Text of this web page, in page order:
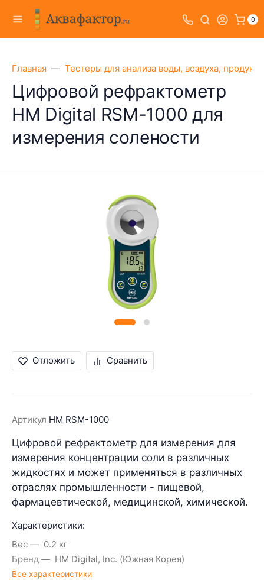
0
Главная Тестеры для анализа воды, воздуха,
Цифровой рефрактометр
HM Digital RSM-1000 для
измерения солености
Отложить Сравнить
Артикул HM RSM-1000
Цифровой рефрактометр для измерения для
измерения концентрации соли в различных
жидкостях и может применяться в различных
отраслях промышленности - пищевой,
фармацевтической, медицинской, химической.
Характеристики:
Вес
0.2 кг
Бренд
HM Digital, Inc. (Южная Корея)
Все характеристики